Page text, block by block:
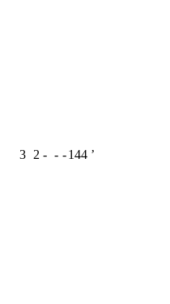
3 2 - - -144 ʼ